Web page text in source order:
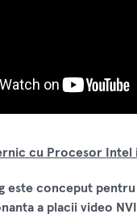
cu Procesor Intel
este conceput
a placii video